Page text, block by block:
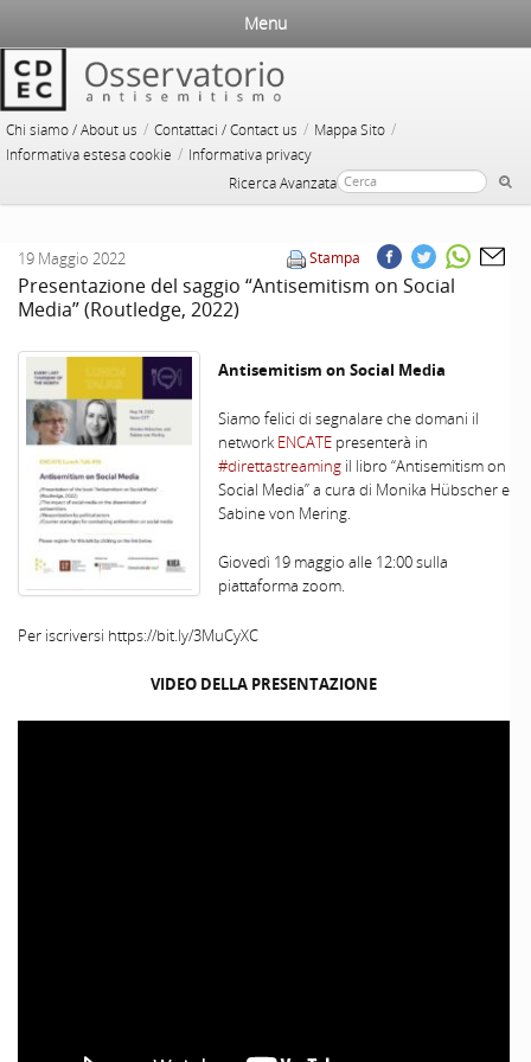
Chi siamo / About us / Contattaci / Contact us / Mappa Sito /
Informativa estesa cookie / Informativa privacy
Ricerca Avanzata
Menu
Stampa
19 Maggio 2022
Presentazione del saggio “Antisemitism on Social
Media” (Routledge, 2022)
Antisemitism on Social Media
Siamo felici di segnalare che domani il
network ENCATE presenterà in
#direttastreaming il libro “Antisemitism on
Social Media” a cura di Monika Hübscher e
Sabine von Mering.
Giovedì 19 maggio alle 12:00 sulla
piattaforma zoom.
Per iscriversi https://bit.ly/3MuCyXC
VIDEO DELLA PRESENTAZIONE